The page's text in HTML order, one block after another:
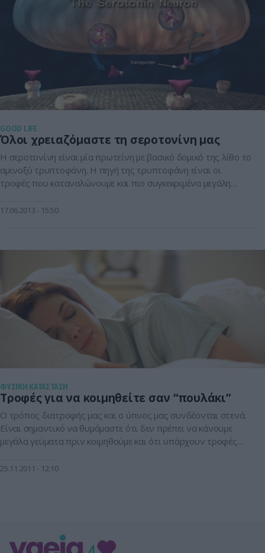
GOOD LIFE
Όλοι χρειαζόμαστε τη σεροτονίνη μας
Η σεροτονίνη είναι μία πρωτεΐνη με βασικό δομικό της λίθο το
αμινοξύ τρυπτοφάνη. Η πηγή της τρυπτοφάνη είναι οι
τροφές που καταναλώνουμε και πιο συγκεκριμένα μεγάλη
ζυμαρικά, το ψωμί και τα λιπαρά ψάρια (σολομός, σκουμπρί,
17.06.2013 15:50
ΦΥΣΙΚΗ ΚΑΤΑΣΤΑΣΗ
Τροφές για να κοιμηθείτε σαν “πουλάκι”
Ο τρόπος διατροφής μας και ο ύπνος μας συνδέονται στενά.
Είναι σημαντικό να θυμόμαστε ότι δεν πρέπει να κάνουμε
μεγάλα γεύματα πριν κοιμηθούμε και ότι υπάρχουν τροφές
συστατικά όπως η καφεΐνη (καφές, σοκολάτα, τσάι, κάποια
25.11.2011 12:10